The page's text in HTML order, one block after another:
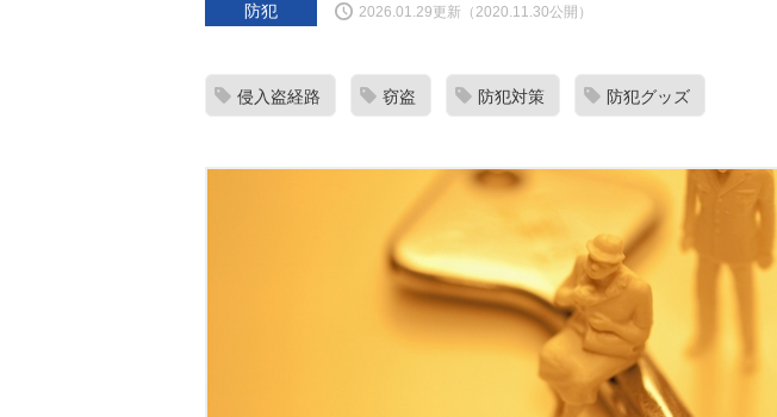
防犯 2026.01.29更新（2020.11.30公開）
侵入盗経路 窃盗 防犯対策 防犯グッズ